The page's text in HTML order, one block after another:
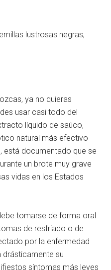
lustrosas negras,
ya no quieras
usar casi todo del
líquido de saúco,
natural más efectivo
está documentado que se
un brote muy grave
vidas en los Estados
tomarse de forma oral
de resfriado o de
por la enfermedad
drásticamente su
síntomas más leves